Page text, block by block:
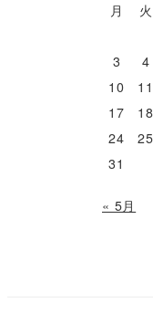
月
火
3
4
10
11
17
18
24
25
31
« 5月